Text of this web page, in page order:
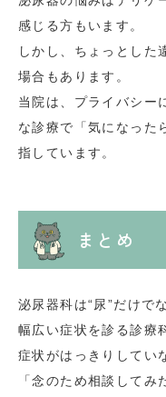
感じる方もいます。
しかし、ちょっとした
場合もあります。
当院は、プライバシー
な診療で「気になった
指しています。
まとめ
泌尿器科は“尿”だけで
幅広い症状を診る診療
症状がはっきりしてい
「念のため相談して